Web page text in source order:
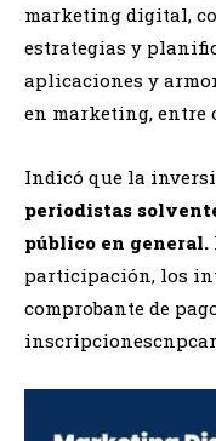
marketing digital,
estrategias y
aplicaciones y
en marketing, entre
Indicó que la
periodistas
público en general.
participación, los
comprobante de